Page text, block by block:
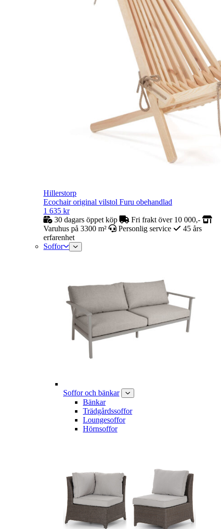
Hillerstorp
Ecochair original vilstol Furu obehandlad
1 635 kr
30 dagars öppet köp
Fri frakt över 10 000,-
Varuhus på 3300 m²
Personlig service
45 års
erfarenhet
Soffor
Soffor och bänkar
Bänkar
Trädgårdssoffor
Loungesoffor
Hörnsoffor